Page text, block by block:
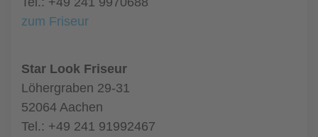
zum Friseur
Star Look Friseur
Löhergraben 29-31
52064 Aachen
Tel.: +49 241 91992467